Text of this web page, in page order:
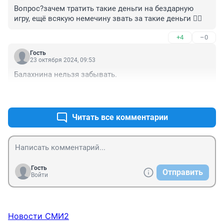
Вопрос?зачем тратить такие деньги на бездарную
игру, ещё всякую немечину звать за такие деньги 🤦‍♂️
+4 –0
Гость
23 октября 2024, 09:53
Балахнина нельзя забывать.
Читать все комментарии
Гость
Войти
Отправить
Новости СМИ2